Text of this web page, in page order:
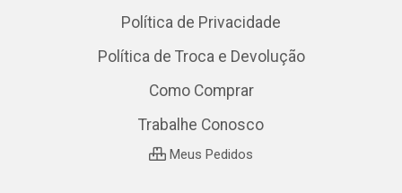
Política de Privacidade
Política de Troca e Devolução
Como Comprar
Trabalhe Conosco
Meus Pedidos